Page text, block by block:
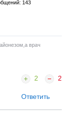
143
врач
2 2
Ответить